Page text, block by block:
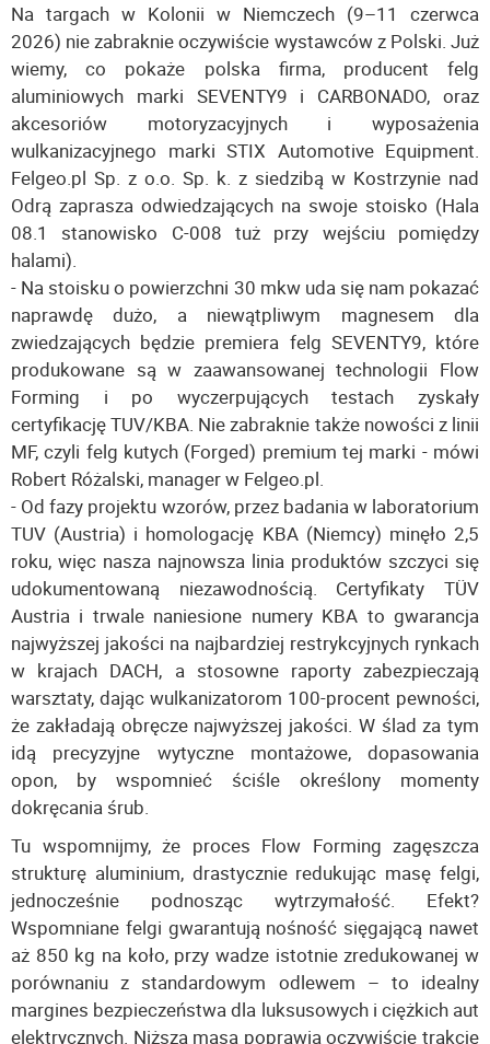
Na targach w Kolonii w Niemczech (9–11 czerwca
2026) nie zabraknie oczywiście wystawców z Polski. Już
wiemy, co pokaże polska firma, producent felg
aluminiowych marki SEVENTY9 i CARBONADO, oraz
akcesoriów motoryzacyjnych i wyposażenia
wulkanizacyjnego marki STIX Automotive Equipment.
Felgeo.pl Sp. z o.o. Sp. k. z siedzibą w Kostrzynie nad
Odrą zaprasza odwiedzających na swoje stoisko (Hala
08.1 stanowisko C-008 tuż przy wejściu pomiędzy
halami).
- Na stoisku o powierzchni 30 mkw uda się nam pokazać
naprawdę dużo, a niewątpliwym magnesem dla
zwiedzających będzie premiera felg SEVENTY9, które
produkowane są w zaawansowanej technologii Flow
Forming i po wyczerpujących testach zyskały
certyfikację TUV/KBA. Nie zabraknie także nowości z linii
MF, czyli felg kutych (Forged) premium tej marki - mówi
Robert Różalski, manager w Felgeo.pl.
- Od fazy projektu wzorów, przez badania w laboratorium
TUV (Austria) i homologację KBA (Niemcy) minęło 2,5
roku, więc nasza najnowsza linia produktów szczyci się
udokumentowaną niezawodnością. Certyfikaty TÜV
Austria i trwale naniesione numery KBA to gwarancja
najwyższej jakości na najbardziej restrykcyjnych rynkach
w krajach DACH, a stosowne raporty zabezpieczają
warsztaty, dając wulkanizatorom 100-procent pewności,
że zakładają obręcze najwyższej jakości. W ślad za tym
idą precyzyjne wytyczne montażowe, dopasowania
opon, by wspomnieć ściśle określony momenty
dokręcania śrub.
Tu wspomnijmy, że proces Flow Forming zagęszcza
strukturę aluminium, drastycznie redukując masę felgi,
jednocześnie podnosząc wytrzymałość. Efekt?
Wspomniane felgi gwarantują nośność sięgającą nawet
aż 850 kg na koło, przy wadze istotnie zredukowanej w
porównaniu z standardowym odlewem – to idealny
margines bezpieczeństwa dla luksusowych i ciężkich aut
elektrycznych. Niższa masa poprawia oczywiście trakcję